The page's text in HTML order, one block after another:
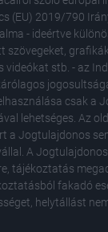
(EU) 2019/790
- ideértve
szövegeket,
videókat stb. - az
csak a
lehetséges. Az
a Jogtulajdonos
A
tájékoztatás
fakadó
helytállást nem